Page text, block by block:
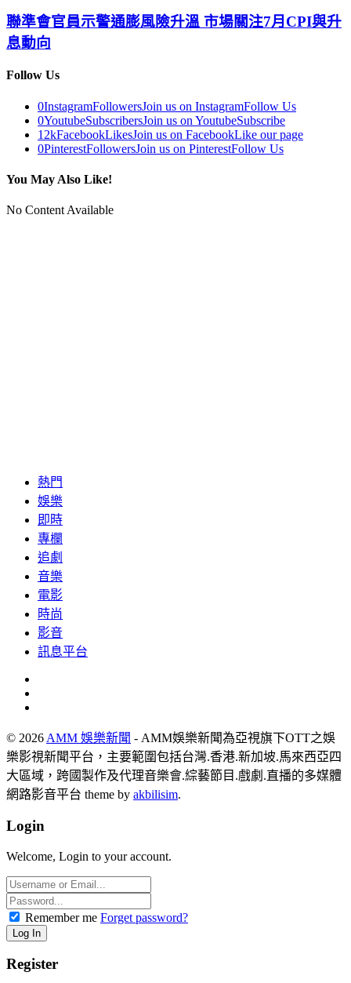
聯準會官員示警通膨風險升溫 市場關注7月CPI與升
息動向
Follow Us
0InstagramFollowersJoin us on InstagramFollow Us
0YoutubeSubscribersJoin us on YoutubeSubscribe
12kFacebookLikesJoin us on FacebookLike our page
0PinterestFollowersJoin us on PinterestFollow Us
You May Also Like!
No Content Available
熱門
娛樂
即時
專欄
追劇
音樂
電影
時尚
影音
訊息平台
© 2026 AMM 娛樂新聞 - AMM娛樂新聞為亞視旗下OTT之娛
樂影視新聞平台，主要範圍包括台灣.香港.新加坡.馬來西亞四
大區域，跨國製作及代理音樂會.綜藝節目.戲劇.直播的多媒體
網路影音平台 theme by akbilisim.
Login
Welcome, Login to your account.
Remember me Forget password?
Register